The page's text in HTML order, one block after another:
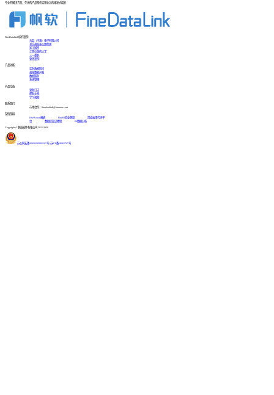
专业的解决方案、先进的产品帮您实现业务的爆发式增长
FineDataLink标杆案例
台晶（宁波）电子有限公司
某交通高速公路集团
浙江国贸
江西中医药大学
三一重机
更多案例
产品功能
实时数据同步
高效数据开发
数据服务
系统管理
产品动态
更新日志
帮助文档
学习视频
联系我们
市场合作：finedatalink@fanruan.com
友情链接
FineReport报表
FineBI商业智能
简道云零代码平
台
数据库知识教程 BI数据分析
Copyright © 帆软软件有限公司 2015-2026
苏公网安备32020502001567号| 苏ICP备18065767号